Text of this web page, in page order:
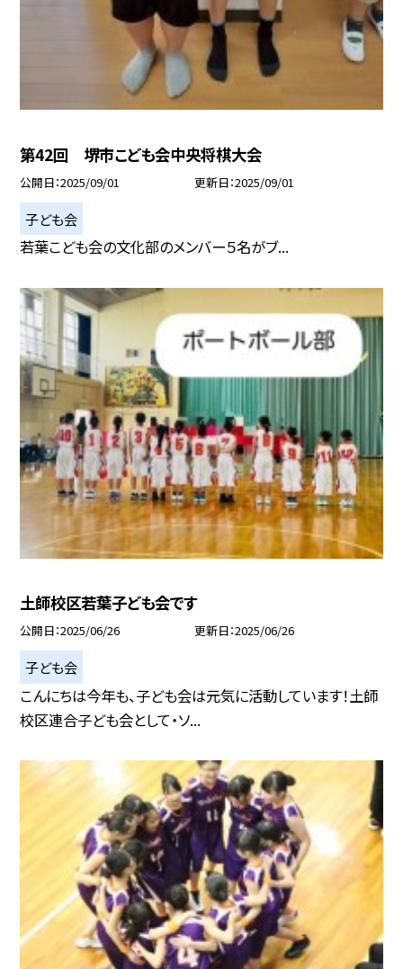
第42回 堺市こども会中央将棋大会
公開日 2025/09/01 更新日 2025/09/01
子ども会
若葉こども会の文化部のメンバー５名がブ...
土師校区若葉子ども会です
公開日 2025/06/26 更新日 2025/06/26
子ども会
こんにちは今年も、子ども会は元気に活動しています！土師
校区連合子ども会として・ソ...